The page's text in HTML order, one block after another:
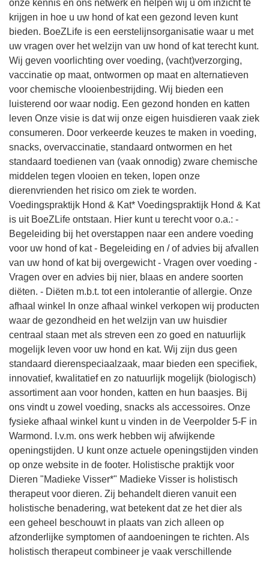
onze kennis en ons netwerk en helpen wij u om inzicht te
krijgen in hoe u uw hond of kat een gezond leven kunt
bieden. BoeZLife is een eerstelijnsorganisatie waar u met
uw vragen over het welzijn van uw hond of kat terecht kunt.
Wij geven voorlichting over voeding, (vacht)verzorging,
vaccinatie op maat, ontwormen op maat en alternatieven
voor chemische vlooienbestrijding. Wij bieden een
luisterend oor waar nodig. Een gezond honden en katten
leven Onze visie is dat wij onze eigen huisdieren vaak ziek
consumeren. Door verkeerde keuzes te maken in voeding,
snacks, overvaccinatie, standaard ontwormen en het
standaard toedienen van (vaak onnodig) zware chemische
middelen tegen vlooien en teken, lopen onze
dierenvrienden het risico om ziek te worden.
Voedingspraktijk Hond & Kat* Voedingspraktijk Hond & Kat
is uit BoeZLife ontstaan. Hier kunt u terecht voor o.a.: -
Begeleiding bij het overstappen naar een andere voeding
voor uw hond of kat - Begeleiding en / of advies bij afvallen
van uw hond of kat bij overgewicht - Vragen over voeding -
Vragen over en advies bij nier, blaas en andere soorten
diëten. - Diëten m.b.t. tot een intolerantie of allergie. Onze
afhaal winkel In onze afhaal winkel verkopen wij producten
waar de gezondheid en het welzijn van uw huisdier
centraal staan met als streven een zo goed en natuurlijk
mogelijk leven voor uw hond en kat. Wij zijn dus geen
standaard dierenspeciaalzaak, maar bieden een specifiek,
innovatief, kwalitatief en zo natuurlijk mogelijk (biologisch)
assortiment aan voor honden, katten en hun baasjes. Bij
ons vindt u zowel voeding, snacks als accessoires. Onze
fysieke afhaal winkel kunt u vinden in de Veerpolder 5-F in
Warmond. I.v.m. ons werk hebben wij afwijkende
openingstijden. U kunt onze actuele openingstijden vinden
op onze website in de footer. Holistische praktijk voor
Dieren "Madieke Visser*" Madieke Visser is holistisch
therapeut voor dieren. Zij behandelt dieren vanuit een
holistische benadering, wat betekent dat ze het dier als
een geheel beschouwt in plaats van zich alleen op
afzonderlijke symptomen of aandoeningen te richten. Als
holistisch therapeut combineer je vaak verschillende